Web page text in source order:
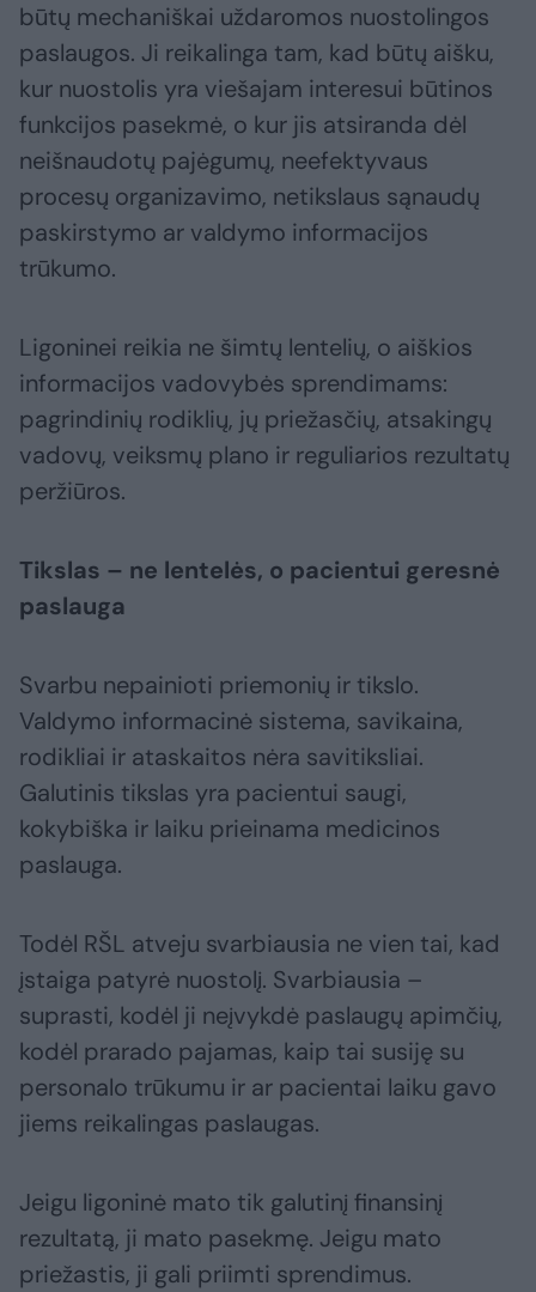
būtų mechaniškai uždaromos nuostolingos
paslaugos. Ji reikalinga tam, kad būtų aišku,
kur nuostolis yra viešajam interesui būtinos
funkcijos pasekmė, o kur jis atsiranda dėl
neišnaudotų pajėgumų, neefektyvaus
procesų organizavimo, netikslaus sąnaudų
paskirstymo ar valdymo informacijos
trūkumo.
Ligoninei reikia ne šimtų lentelių, o aiškios
informacijos vadovybės sprendimams:
pagrindinių rodiklių, jų priežasčių, atsakingų
vadovų, veiksmų plano ir reguliarios rezultatų
peržiūros.
Tikslas – ne lentelės, o pacientui geresnė
paslauga
Svarbu nepainioti priemonių ir tikslo.
Valdymo informacinė sistema, savikaina,
rodikliai ir ataskaitos nėra savitiksliai.
Galutinis tikslas yra pacientui saugi,
kokybiška ir laiku prieinama medicinos
paslauga.
Todėl RŠL atveju svarbiausia ne vien tai, kad
įstaiga patyrė nuostolį. Svarbiausia –
suprasti, kodėl ji neįvykdė paslaugų apimčių,
kodėl prarado pajamas, kaip tai susiję su
personalo trūkumu ir ar pacientai laiku gavo
jiems reikalingas paslaugas.
Jeigu ligoninė mato tik galutinį finansinį
rezultatą, ji mato pasekmę. Jeigu mato
priežastis, ji gali priimti sprendimus.